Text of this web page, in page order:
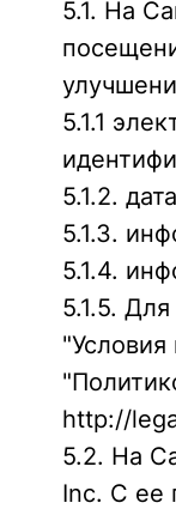
5.1. На
5.1.1
5.1.2.
5.1.3.
5.1.4.
5.1.5.
http://
5.2. На
Inc. С ее